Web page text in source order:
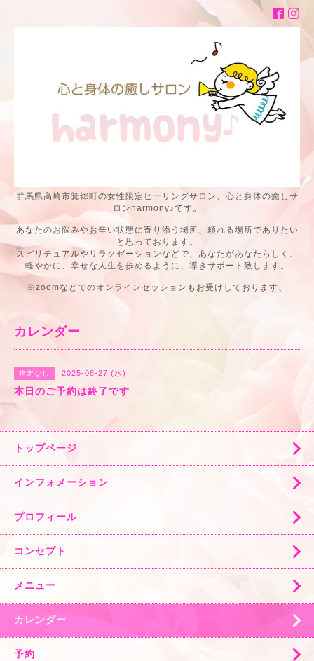
群馬県高崎市箕郷町の女性限定ヒーリングサロン、心と身体の癒しサ
ロンharmony♪です。
あなたのお悩みやお辛い状態に寄り添う場所、頼れる場所でありたい
と思っております。
スピリチュアルやリラクゼーションなどで、あなたがあなたらしく、
軽やかに、幸せな人生を歩めるように、導きサポート致します。
※zoomなどでのオンラインセッションもお受けしております、
カレンダー
指定なし 2025-08-27 (水)
本日のご予約は終了です
トップページ
インフォメーション
プロフィール
コンセプト
メニュー
カレンダー
予約